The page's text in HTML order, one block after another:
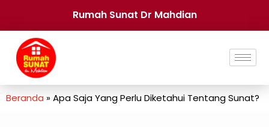
Rumah Sunat Dr Mahdian
Beranda »Apa Saja Yang Perlu Diketahui Tentang Sunat?